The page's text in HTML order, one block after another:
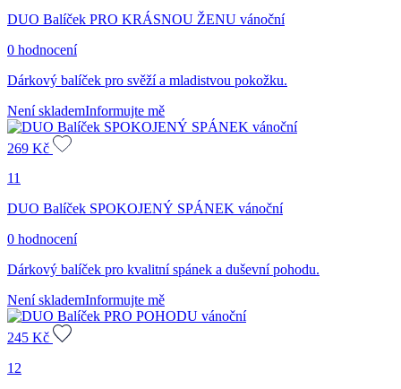
DUO Balíček PRO KRÁSNOU ŽENU vánoční
0 hodnocení
Dárkový balíček pro svěží a mladistvou pokožku.
Není sklademInformujte mě
269 Kč
11
DUO Balíček SPOKOJENÝ SPÁNEK vánoční
0 hodnocení
Dárkový balíček pro kvalitní spánek a duševní pohodu.
Není sklademInformujte mě
245 Kč
12